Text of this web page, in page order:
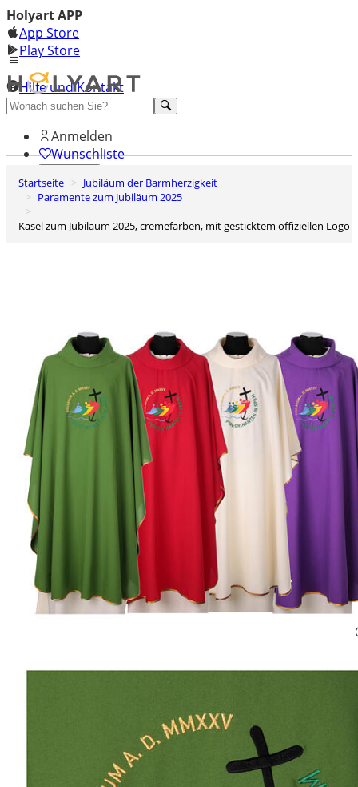
Holyart APP
App Store
Play Store
Hilfe und Kontakt
Entdecken Sie Premium
Anmelden
Wunschliste
0
Warenkorb
Startseite
Jubiläum der Barmherzigkeit
Paramente zum Jubiläum 2025
Kasel zum Jubiläum 2025, cremefarben, mit gesticktem offiziellen Logo